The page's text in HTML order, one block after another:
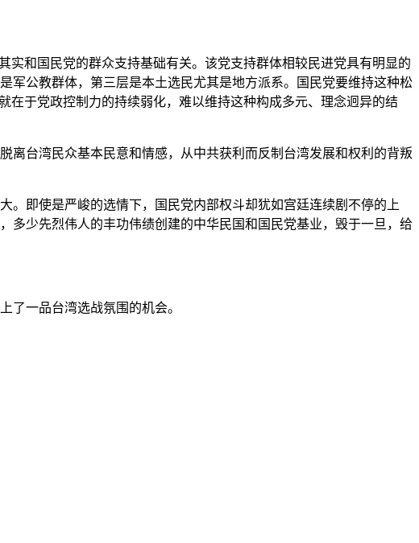
实和国民党的群众支持基础有关。该党支持群体相较民进党具有明显的
军公教群体，第三层是本土选民尤其是地方派系。国民党要维持这种松
在于党政控制力的持续弱化，难以维持这种构成多元、理念迥异的结
离台湾民众基本民意和情感，从中共获利而反制台湾发展和权利的背叛
。即使是严峻的选情下，国民党内部权斗却犹如宫廷连续剧不停的上
多少先烈伟人的丰功伟绩创建的中华民国和国民党基业，毁于一旦，给
了一品台湾选战氛围的机会。